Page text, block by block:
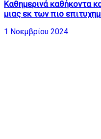
Καθημερινά καθήκοντα
μιας εκ των πιο
1 Νοεμβρίου 2024